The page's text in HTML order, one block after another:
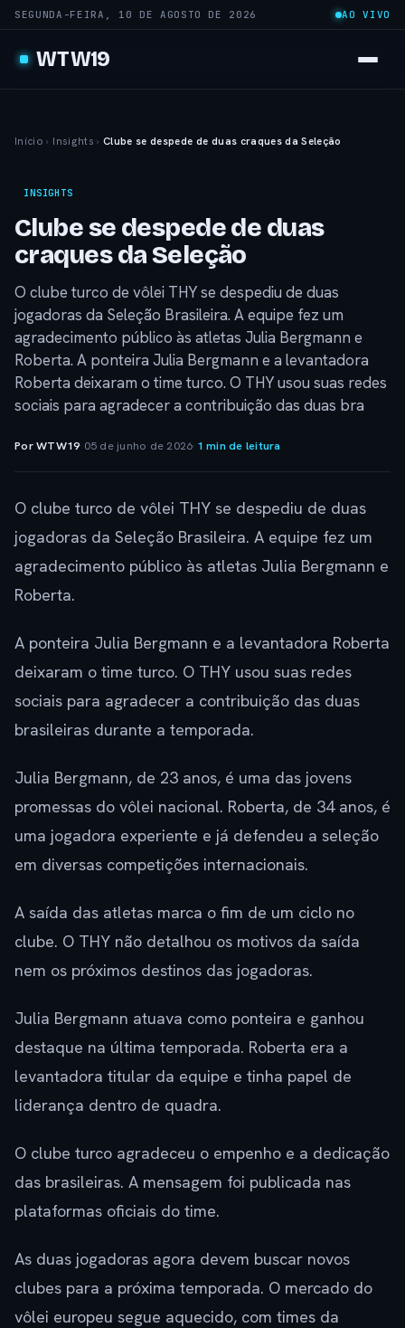
SEGUNDA-FEIRA, 10 DE AGOSTO DE 2026 AO VIVO
WTW19
Início › Insights › Clube se despede de duas craques da Seleção
INSIGHTS
Clube se despede de duas
craques da Seleção
O clube turco de vôlei THY se despediu de duas
jogadoras da Seleção Brasileira. A equipe fez um
agradecimento público às atletas Julia Bergmann e
Roberta. A ponteira Julia Bergmann e a levantadora
Roberta deixaram o time turco. O THY usou suas redes
sociais para agradecer a contribuição das duas bra
Por WTW19· 05 de junho de 2026· 1 min de leitura
O clube turco de vôlei THY se despediu de duas
jogadoras da Seleção Brasileira. A equipe fez um
agradecimento público às atletas Julia Bergmann e
Roberta.
A ponteira Julia Bergmann e a levantadora Roberta
deixaram o time turco. O THY usou suas redes
sociais para agradecer a contribuição das duas
brasileiras durante a temporada.
Julia Bergmann, de 23 anos, é uma das jovens
promessas do vôlei nacional. Roberta, de 34 anos, é
uma jogadora experiente e já defendeu a seleção
em diversas competições internacionais.
A saída das atletas marca o fim de um ciclo no
clube. O THY não detalhou os motivos da saída
nem os próximos destinos das jogadoras.
Julia Bergmann atuava como ponteira e ganhou
destaque na última temporada. Roberta era a
levantadora titular da equipe e tinha papel de
liderança dentro de quadra.
O clube turco agradeceu o empenho e a dedicação
das brasileiras. A mensagem foi publicada nas
plataformas oficiais do time.
As duas jogadoras agora devem buscar novos
clubes para a próxima temporada. O mercado do
vôlei europeu segue aquecido, com times da